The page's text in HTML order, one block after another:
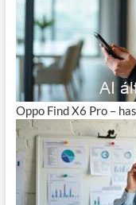
Oppo Find X6 Pro –